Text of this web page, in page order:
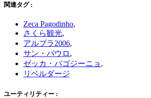
関連タグ :
Zeca Pagodinho,
さくら観光,
アルブラ2006,
サン・パウロ ,
ゼッカ・パゴジーニョ ,
リベルダージ
ユーティリティー :